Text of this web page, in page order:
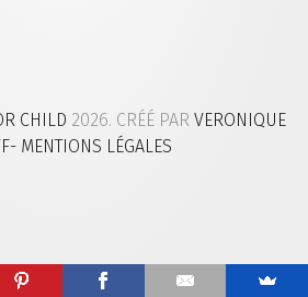
CHILD 2026. CRÉÉ PAR VERONIQUE
- MENTIONS LÉGALES